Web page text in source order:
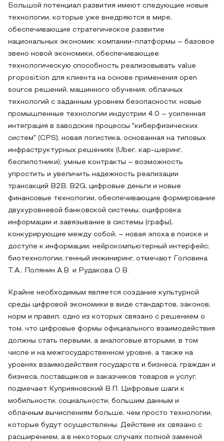
Большой потенциал развития имеют следующие новые
технологии, которые уже внедряются в мире,
обеспечивающие стратегическое развитие
национальных экономик: компании-платформы – базовое
звено новой экономики, обеспечивающее
технологическую способность реализовывать value
proposition для клиента на основе применения open
source решений, машинного обучения, облачных
технологий с заданным уровнем безопасности; новые
промышленные технологии индустрии 4.0 – усиленная
интеграция в заводские процессы "киберфизических
систем" (CPS); новая логистика, основанная на типовых
инфраструктурных решениях (Uber, кар-шеринг,
беспилотники); умные контракты – возможность
упростить и увеличить надежность реализации
трансакций В2В, В2G; цифровые деньги и новые
финансовые технологии, обеспечивающие формирование
двухуровневой банковской системы; оцифровка
информации и завязывание в системы (графы),
конкурирующие между собой, – новая эпоха в поиске и
доступе к информации; нейрокомпьютерный интерфейс;
биотехнологии, генный инжиниринг, отмечают Головина
Т.А., Полянин А.В. и Рудакова О.В.
Крайне необходимым является создание культурной
среды цифровой экономики в виде стандартов, законов,
норм и правил, одно из которых связано с решением о
том, что цифровые формы официального взаимодействия
должны стать первыми, а аналоговые вторыми, в том
числе и на межгосударственном уровне, а также на
уровнях взаимодействия государств и бизнеса, граждан и
бизнеса, поставщиков и заказчиков товаров и услуг,
подмечает Куприяновский В.П. Цифровые шаги к
мобильности, социальности, большим данным и
облачным вычислениям больше, чем просто технологии,
которые будут осуществлены. Действие их связано с
расширением, а в некоторых случаях полной заменой